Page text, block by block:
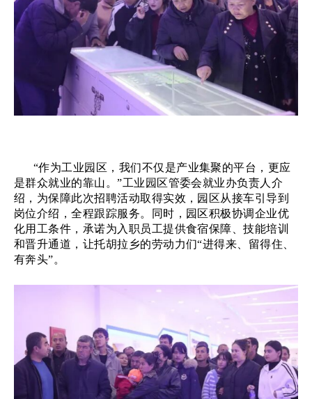
“作为工业园区，我们不仅是产业集聚的平台，更应
是群众就业的靠山。”工业园区管委会就业办负责人介
绍，为保障此次招聘活动取得实效，园区从接车引导到
岗位介绍，全程跟踪服务。同时，园区积极协调企业优
化用工条件，承诺为入职员工提供食宿保障、技能培训
和晋升通道，让托胡拉乡的劳动力们“进得来、留得住、
有奔头”。